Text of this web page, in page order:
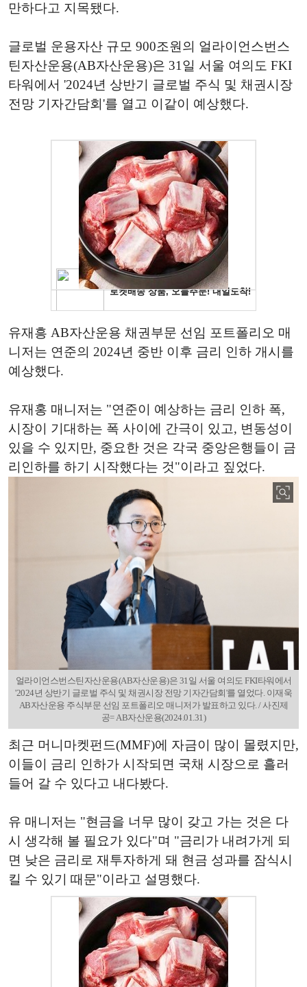
만하다고 지목됐다.
글로벌 운용자산 규모 900조원의 얼라이언스번스
틴자산운용(AB자산운용)은 31일 서울 여의도 FKI
타워에서 '2024년 상반기 글로벌 주식 및 채권시장
전망 기자간담회'를 열고 이같이 예상했다.
유재흥 AB자산운용 채권부문 선임 포트폴리오 매
니저는 연준의 2024년 중반 이후 금리 인하 개시를
예상했다.
유재홍 매니저는 "연준이 예상하는 금리 인하 폭,
시장이 기대하는 폭 사이에 간극이 있고, 변동성이
있을 수 있지만, 중요한 것은 각국 중앙은행들이 금
리인하를 하기 시작했다는 것"이라고 짚었다.
얼라이언스번스틴자산운용(AB자산운용)은 31일 서울 여의도 FKI타워에서
'2024년 상반기 글로벌 주식 및 채권시장 전망 기자간담회'를 열었다. 이재욱
AB자산운용 주식부문 선임 포트폴리오 매니저가 발표하고 있다. / 사진제
공= AB자산운용(2024.01.31)
최근 머니마켓펀드(MMF)에 자금이 많이 몰렸지만,
이들이 금리 인하가 시작되면 국채 시장으로 흘러
들어 갈 수 있다고 내다봤다.
유 매니저는 "현금을 너무 많이 갖고 가는 것은 다
시 생각해 볼 필요가 있다"며 "금리가 내려가게 되
면 낮은 금리로 재투자하게 돼 현금 성과를 잠식시
킬 수 있기 때문"이라고 설명했다.